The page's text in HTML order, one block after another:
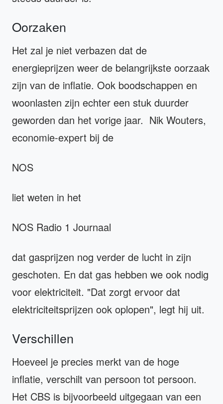
Oorzaken
Het zal je niet verbazen dat de
energieprijzen weer de belangrijkste oorzaak
zijn van de inflatie. Ook boodschappen en
woonlasten zijn echter een stuk duurder
geworden dan het vorige jaar. Nik Wouters,
economie-expert bij de
NOS
liet weten in het
NOS Radio 1 Journaal
dat gasprijzen nog verder de lucht in zijn
geschoten. En dat gas hebben we ook nodig
voor elektriciteit. "Dat zorgt ervoor dat
elektriciteitsprijzen ook oplopen", legt hij uit.
Verschillen
Hoeveel je precies merkt van de hoge
inflatie, verschilt van persoon tot persoon.
Het CBS is bijvoorbeeld uitgegaan van een